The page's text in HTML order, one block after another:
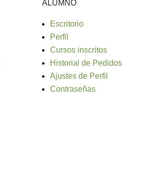
ALUMNO
Escritorio
Perfil
Cursos inscritos
Historial de Pedidos
Ajustes de Perfil
Contraseñas